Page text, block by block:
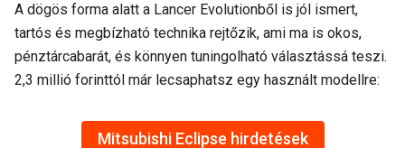
A dögös forma alatt a Lancer Evolutionből is jól ismert,
tartós és megbízható technika rejtőzik, ami ma is okos,
pénztárcabarát, és könnyen tuningolható választássá teszi.
2,3 millió forinttól már lecsaphatsz egy használt modellre:
Mitsubishi Eclipse hirdetések